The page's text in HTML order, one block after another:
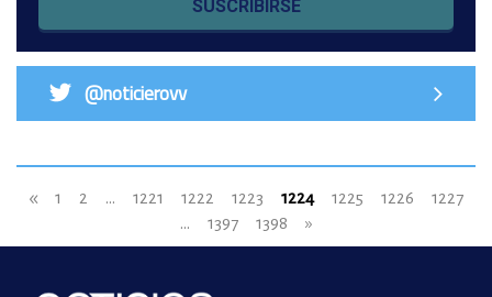
SUSCRIBIRSE
@noticierovv
« 1 2 ... 1221 1222 1223 1224 1225 1226
1227
...
1397 1398 »